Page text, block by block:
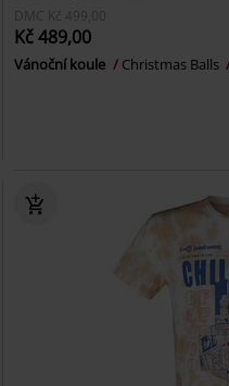
DMC
Kč 499,00
Kč 489,00
Vánoční koule Christmas Balls